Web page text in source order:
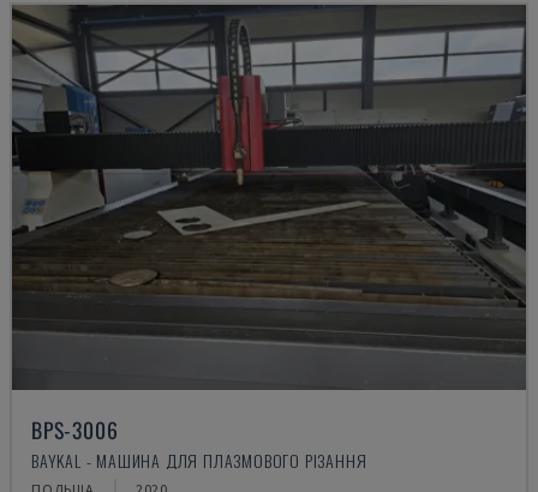
BPS-3006
BAYKAL - МАШИНА ДЛЯ ПЛАЗМОВОГО РІЗАННЯ